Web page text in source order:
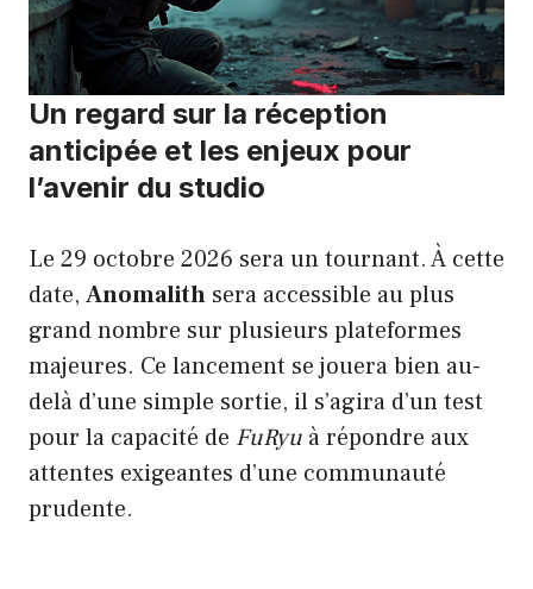
Un regard sur la réception
anticipée et les enjeux pour
l’avenir du studio
Le 29 octobre 2026 sera un tournant. À cette
date, Anomalith sera accessible au plus
grand nombre sur plusieurs plateformes
majeures. Ce lancement se jouera bien au-
delà d’une simple sortie, il s’agira d’un test
pour la capacité de FuRyu à répondre aux
attentes exigeantes d’une communauté
prudente.